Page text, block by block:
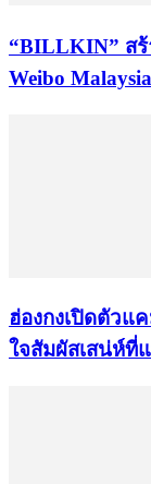
“BILLKIN” ส
Weibo
ฮ่องกงเปิดตัวแ
ใจสัมผัสเสน่ห์ที่